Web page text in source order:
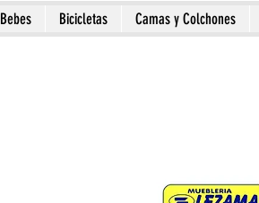
Bebes Bicicletas Camas y Colchones